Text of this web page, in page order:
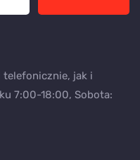
jak i
7:00-18:00, Sobota: